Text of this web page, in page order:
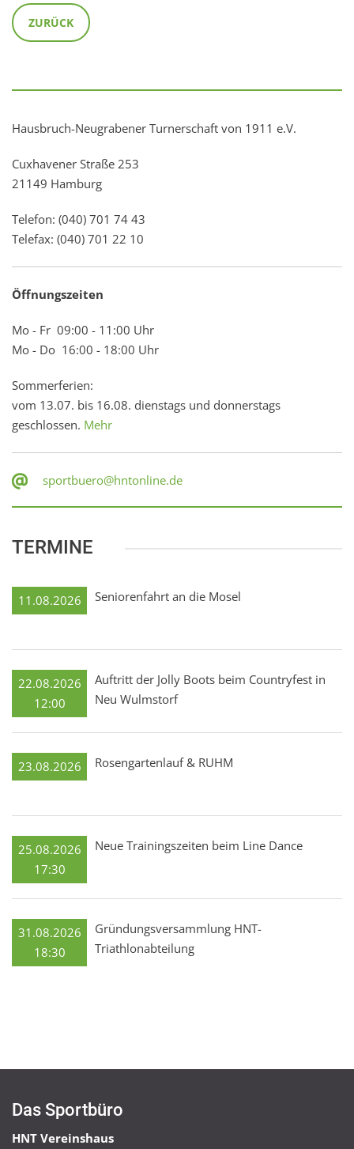
ZURÜCK
Hausbruch-Neugrabener Turnerschaft von 1911 e.V.
Cuxhavener Straße 253
21149 Hamburg
Telefon: (040) 701 74 43
Telefax: (040) 701 22 10
Öffnungszeiten
Mo - Fr 09:00 - 11:00 Uhr
Mo - Do 16:00 - 18:00 Uhr
Sommerferien:
vom 13.07. bis 16.08. dienstags und donnerstags
geschlossen. Mehr
sportbuero@hntonline.de
TERMINE
11.08.2026 Seniorenfahrt an die Mosel
22.08.2026
12:00
Auftritt der Jolly Boots beim Countryfest in
Neu Wulmstorf
23.08.2026 Rosengartenlauf & RUHM
25.08.2026
17:30
Neue Trainingszeiten beim Line Dance
31.08.2026
18:30
Gründungsversammlung HNT-
Triathlonabteilung
Das Sportbüro
HNT Vereinshaus